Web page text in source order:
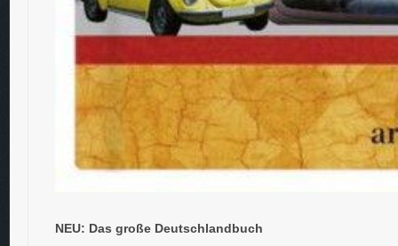
NEU: Das große Deutschlandbuch